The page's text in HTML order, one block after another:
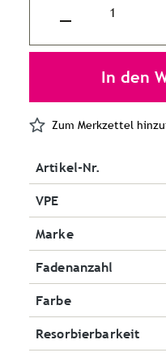
In den
Zum Merkzettel
Artikel-Nr.
VPE
Marke
Fadenanzahl
Farbe
Resorbierbarkeit